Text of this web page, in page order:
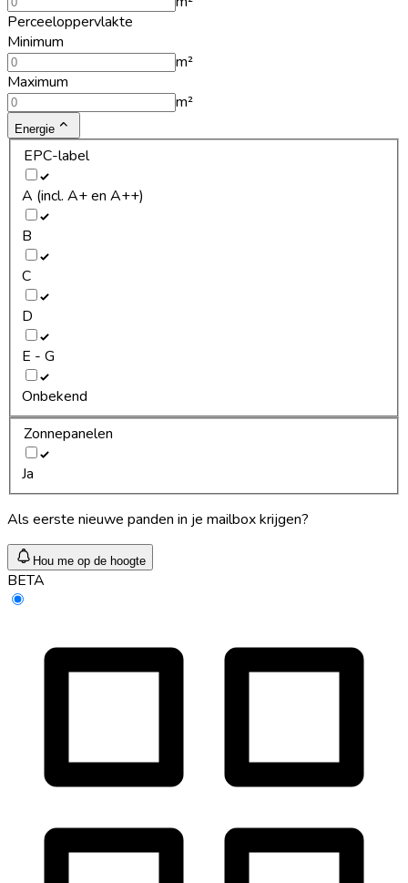
Perceeloppervlakte
Minimum
m²
Maximum
m²
Energie
EPC-label
A (incl. A+ en A++)
B
C
D
E - G
Onbekend
Zonnepanelen
Ja
Als eerste nieuwe panden in je mailbox krijgen?
Hou me op de hoogte
BETA